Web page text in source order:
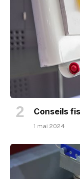
Conseils
1 mai 2024